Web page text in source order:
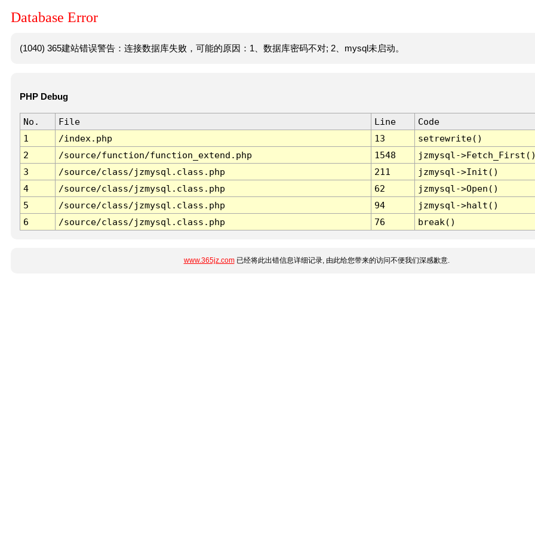
Database Error
(1040) 365建站错误警告：连接数据库失败，可能的原因：1、数据库密码不对; 2、mysql未启动。
PHP Debug
No. File Line
Code
1
/index.php 13
setrewrite()
2
/source/function/function_extend.php 1548
jzmysql-
3
/source/class/jzmysql.class.php 211
jzmysql->Init()
4
/source/class/jzmysql.class.php 62
jzmysql->Open()
5
/source/class/jzmysql.class.php 94
jzmysql->halt()
6
/source/class/jzmysql.class.php 76 break()
www.365jz.com已经将此出错信息详细记录, 由此给您带来的访问不便我们深感歉意.